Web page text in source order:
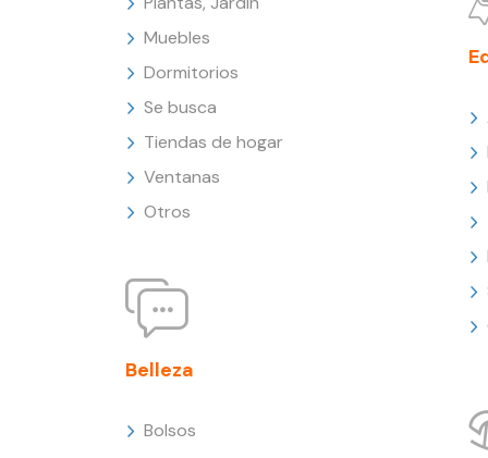
Muebles
Dormitorios
Se busca
Tiendas de hogar
Ventanas
Otros
Belleza
Bolsos